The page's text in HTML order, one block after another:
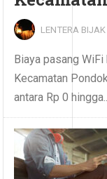
LENTERA BIJAK
Biaya pasang
Kecamatan
antara Rp 0